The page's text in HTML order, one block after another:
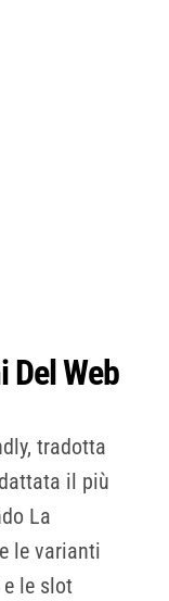
Web
tradotta
il più
La
le varianti
le slot